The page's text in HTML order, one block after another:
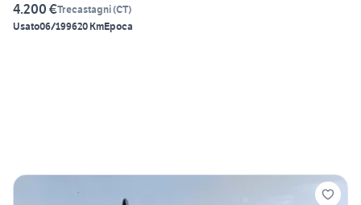
4.200 €Trecastagni(CT)
Usato06/199620 KmEpoca